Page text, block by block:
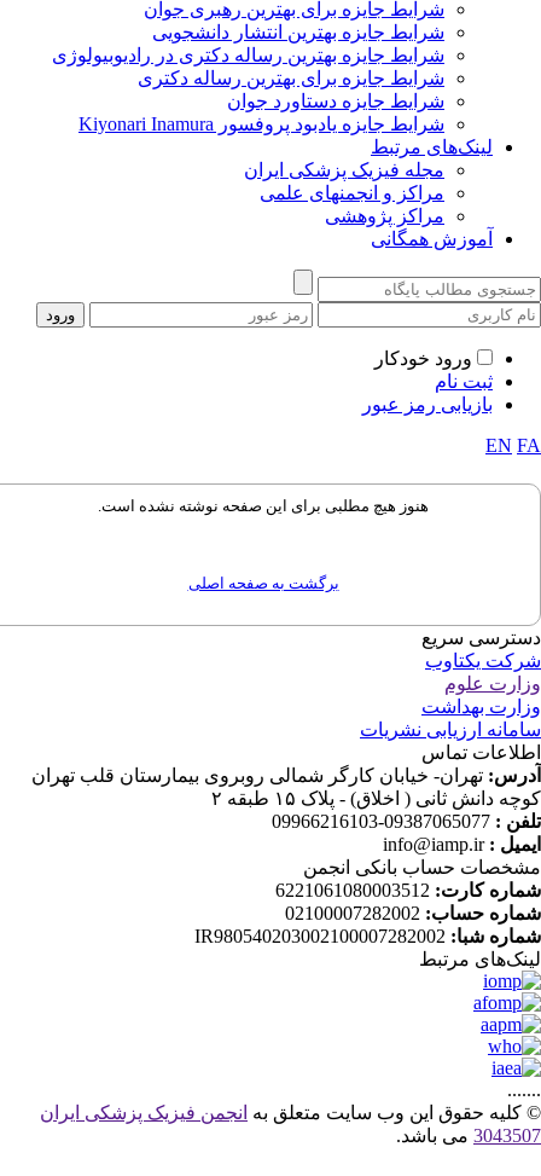
شرایط جایزه برای بهترین رهبری جوان
شرایط جایزه بهترین انتشار دانشجویی
شرایط جایزه بهترین رساله دکتری در رادیوبیولوژی
شرایط جایزه برای بهترین رساله دکتری
شرایط جایزه دستاورد جوان
شرایط جایزه یادبود پروفسور Kiyonari Inamura
لینک‌های مرتبط
مجله فیزیک پزشکی ایران
مراکز و انجمنهای علمی
مراکز پژوهشی
آموزش همگانی
ورود خودکار
ثبت نام
بازیابی رمز عبور
EN
هنوز هیچ مطلبی برای این صفحه نوشته نشده است.
برگشت به صفحه اصلی
سریع
یکتاوب
علوم
بهداشت
ارزیابی نشریات
تماس
تهران- خیابان کارگر شمالی روبروی بیمارستان قلب تهران
دانش ثانی ( اخلاق) - پلاک ۱۵ طبقه ۲
:
09387065077-09966216103
:
info@iamp.ir
حساب بانکی انجمن
کارت:6221061080003512
حساب:02100007282002
شبا:IR980540203002100007282002
مرتبط
حقوق این وب سایت متعلق بهانجمن فیزیک پزشکی ایران
می باشد.